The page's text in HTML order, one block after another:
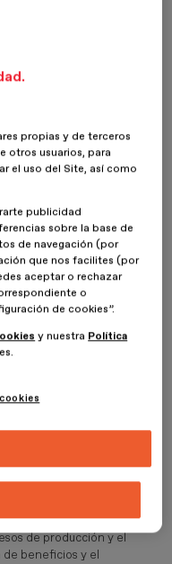
también se concibe
las necesidades actuales
empresas textiles, te
y Creación de
a la justicia
de producción y el
beneficios y el
propias y de terceros
otros usuarios, para
el uso del Site, así como
publicidad
sobre la base de
de navegación (por
que nos facilites (por
aceptar o rechazar
o
de cookies”.
y nuestra Política